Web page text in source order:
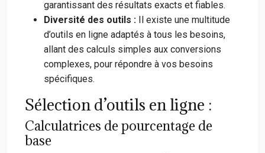
garantissant des résultats exacts et fiables.
Diversité des outils : Il existe une multitude
d’outils en ligne adaptés à tous les besoins,
allant des calculs simples aux conversions
complexes, pour répondre à vos besoins
spécifiques.
Sélection d’outils en ligne :
Calculatrices de pourcentage de
base